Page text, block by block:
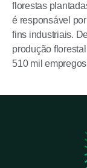
florestas
é responsável
fins industriais.
produção
510 mil